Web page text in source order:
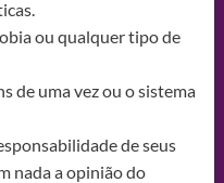
ou qualquer tipo de
de uma vez ou o sistema
de seus
nada a opinião do